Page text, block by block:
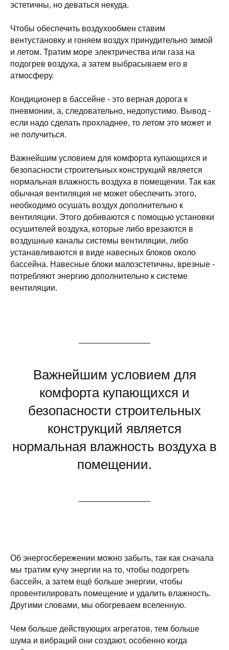
эстетичны, но деваться некуда.
Чтобы обеспечить воздухообмен ставим
вентустановку и гоняем воздух принудительно зимой
и летом. Тратим море электричества или газа на
подогрев воздуха, а затем выбрасываем его в
атмосферу.
Кондиционер в бассейне - это верная дорога к
пневмонии, а, следовательно, недопустимо. Вывод -
если надо сделать прохладнее, то летом это может и
не получиться.
Важнейшим условием для комфорта купающихся и
безопасности строительных конструкций является
нормальная влажность воздуха в помещении. Так как
обычная вентиляция не может обеспечить этого,
необходимо осушать воздух дополнительно к
вентиляции. Этого добиваются с помощью установки
осушителей воздуха, которые либо врезаются в
воздушные каналы системы вентиляции, либо
устанавливаются в виде навесных блоков около
бассейна. Навесные блоки малоэстетичны, врезные -
потребляют энергию дополнительно к системе
вентиляции.
Важнейшим условием для
комфорта купающихся и
безопасности строительных
конструкций является
нормальная влажность воздуха в
помещении.
Об энергосбережении можно забыть, так как сначала
мы тратим кучу энергии на то, чтобы подогреть
бассейн, а затем ещё больше энергии, чтобы
провентилировать помещение и удалить влажность.
Другими словами, мы обогреваем вселенную.
Чем больше действующих агрегатов, тем больше
шума и вибраций они создают, особенно когда